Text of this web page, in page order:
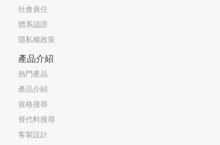
社會責任
體系認證
隱私權政策
產品介紹
熱門產品
產品介紹
規格搜尋
替代料搜尋
客製設計